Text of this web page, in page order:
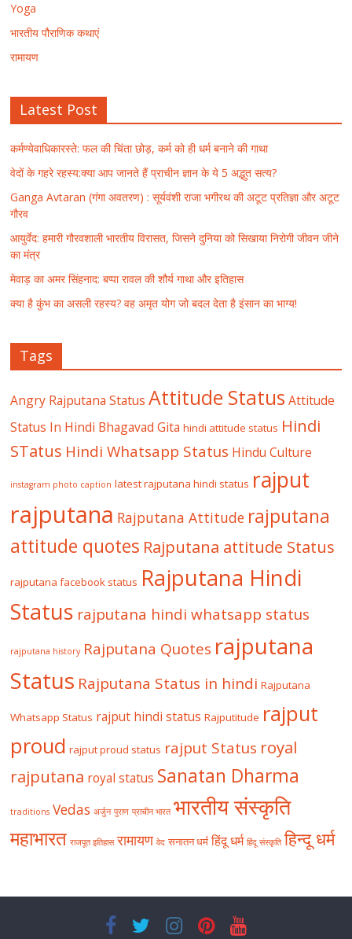
Yoga
भारतीय पौराणिक कथाएं
रामायण
Latest Post
कर्मण्येवाधिकारस्ते: फल की चिंता छोड़, कर्म को ही धर्म बनाने की गाथा
वेदों के गहरे रहस्य:क्या आप जानते हैं प्राचीन ज्ञान के ये 5 अद्भुत सत्य?
Ganga Avtaran (गंगा अवतरण) : सूर्यवंशी राजा भगीरथ की अटूट प्रतिज्ञा और अटूट
गौरव
आयुर्वेद: हमारी गौरवशाली भारतीय विरासत, जिसने दुनिया को सिखाया निरोगी जीवन जीने
का मंत्र
मेवाड़ का अमर सिंहनाद: बप्पा रावल की शौर्य गाथा और इतिहास
क्या है कुंभ का असली रहस्य? वह अमृत योग जो बदल देता है इंसान का भाग्य!
Tags
Angry Rajputana Status Attitude Status Attitude
Status In Hindi Bhagavad Gita hindi attitude status Hindi
STatus Hindi Whatsapp Status Hindu Culture
instagram photo caption latest rajputana hindi status rajput
rajputana Rajputana Attitude rajputana
attitude quotes Rajputana attitude Status
rajputana facebook status Rajputana Hindi
Status rajputana hindi whatsapp status
rajputana history Rajputana Quotes rajputana
Status Rajputana Status in hindi Rajputana
Whatsapp Status rajput hindi status Rajputitude rajput
proud rajput proud status rajput Status royal
rajputana royal status Sanatan Dharma
traditions Vedas अर्जुन पुराण प्राचीन भारत भारतीय संस्कृति
महाभारत राजपूत इतिहास रामायण वेद सनातन धर्म हिंदू धर्म हिंदू संस्कृति हिन्दू धर्म